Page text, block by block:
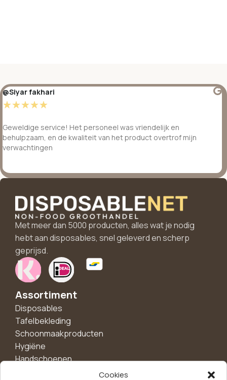
Cookies
@Siyar fakhari
☆☆☆☆☆
Geweldige service! Het personeel was vriendelijk en
behulpzaam, en de kwaliteit van het product overtrof mijn
verwachtingen
Met meer dan 5000 producten, alles wat je nodig
hebt aan disposables, snel geleverd en scherp
geprijsd.
Assortiment
Disposables
Tafelbekleding
Schoonmaakproducten
Hygiëne
Handschoenen